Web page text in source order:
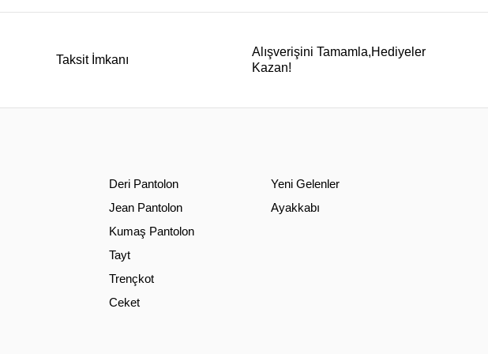
Taksit İmkanı
Alışverişini Tamamla,Hediyeler
Kazan!
Deri Pantolon
Jean Pantolon
Kumaş Pantolon
Tayt
Trençkot
Ceket
Yeni Gelenler
Ayakkabı